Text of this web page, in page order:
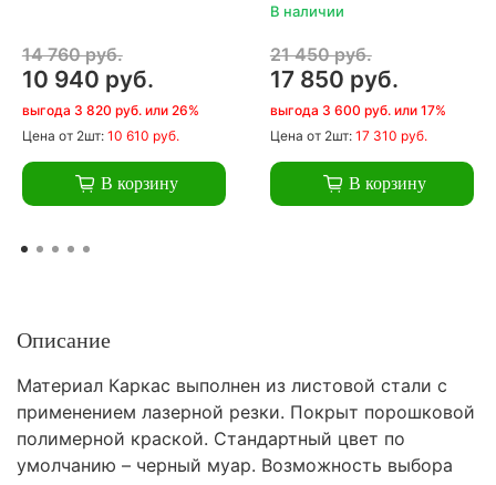
14 760 руб.
10 940 руб.
выгода 3 820 руб. или 26%
Цена от 2шт: 10 610 руб.
В корзину
В наличии
21 450 руб.
17 850 руб.
выгода 3 600 руб. или 17%
Цена от 2шт: 17 310 руб.
В корзину
Описание
Материал Каркас выполнен из листовой стали с
применением лазерной резки. Покрыт порошковой
полимерной краской. Стандартный цвет по
умолчанию – черный муар. Возможность выбора